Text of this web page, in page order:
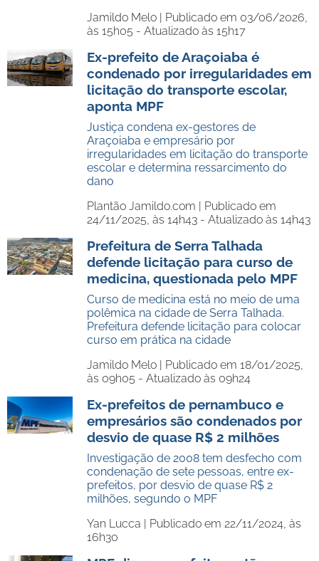
Jamildo Melo | Publicado em 03/06/2026,
às 15h05 - Atualizado às 15h17
Ex-prefeito de Araçoiaba é
condenado por irregularidades em
licitação do transporte escolar,
aponta MPF
Justiça condena ex-gestores de
Araçoiaba e empresário por
irregularidades em licitação do transporte
escolar e determina ressarcimento do
dano
Plantão Jamildo.com | Publicado em
24/11/2025, às 14h43 - Atualizado às 14h43
Prefeitura de Serra Talhada
defende licitação para curso de
medicina, questionada pelo MPF
Curso de medicina está no meio de uma
polêmica na cidade de Serra Talhada.
Prefeitura defende licitação para colocar
curso em prática na cidade
Jamildo Melo | Publicado em 18/01/2025,
às 09h05 - Atualizado às 09h24
Ex-prefeitos de pernambuco e
empresários são condenados por
desvio de quase R$ 2 milhões
Investigação de 2008 tem desfecho com
condenação de sete pessoas, entre ex-
prefeitos, por desvio de quase R$ 2
milhões, segundo o MPF
Yan Lucca | Publicado em 22/11/2024, às
16h30